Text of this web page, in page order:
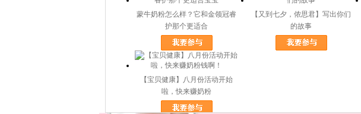
蒙牛奶粉怎么样？它和金领冠睿
护那个更适合
【又到七夕，侬思君】写出你们
的故事
【宝贝健康】八月份活动开始
啦，快来赚奶粉